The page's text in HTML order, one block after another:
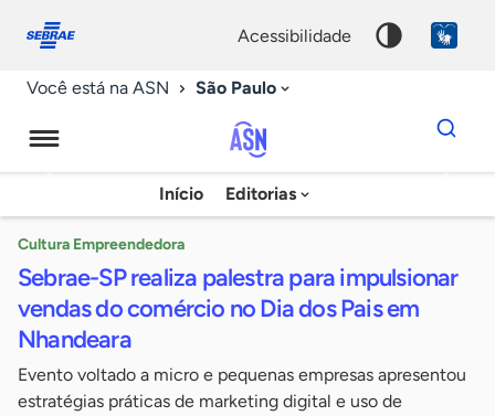
conosco
acessibilidade
Você está na ASN São Paulo
Agência
Sebrae
Notícias
Início Editorias
Dados
para
chave
Cultura Empreendedora
Sebrae-SP realiza palestra para impulsionar
vendas do comércio no Dia dos Pais em
Nhandeara
Evento voltado a micro e pequenas empresas apresentou
estratégias práticas de marketing digital e uso de